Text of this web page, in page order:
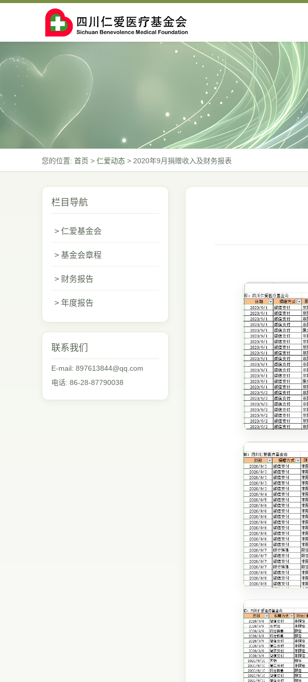
您的位置: 首页 > 仁爱动态 > 2020年9月捐赠收入及财务报表
栏目导航
> 仁爱基金会
> 基金会章程
> 财务报告
> 年度报告
联系我们
E-mail: 897613844@qq.com
电话: 86-28-87790038